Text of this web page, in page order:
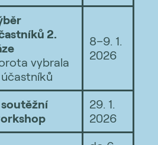
2.
vybrala
8–9. 1.
2026
soutěžní
29. 1.
2026